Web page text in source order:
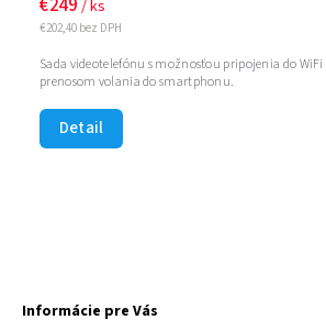
€202,40 bez DPH
€249 / ks
Detail
Sada videotelefónu s možnosťou pripojenia do
prenosom volania do smartphonu.
Informácie pre Vás